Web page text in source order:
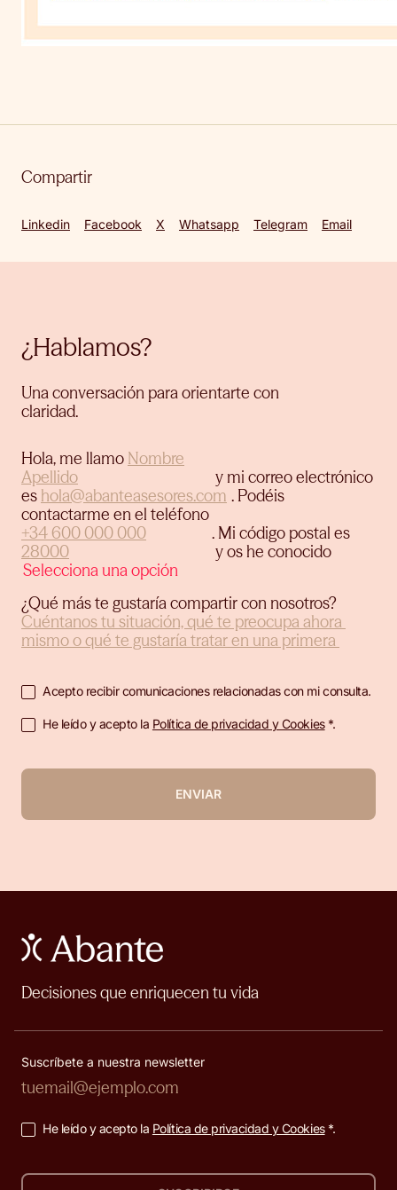
Compartir
Linkedin Facebook X Whatsapp Telegram Email
¿Hablamos?
Una conversación para orientarte con
claridad.
Hola, me llamo
y mi correo electrónico
es
. Podéis
contactarme en el teléfono
. Mi código postal es
y os he conocido
¿Qué más te gustaría compartir con nosotros?
Acepto recibir comunicaciones relacionadas con mi consulta.
He leído y acepto la Política de privacidad y Cookies*.
ENVIAR
Decisiones que enriquecen tu vida
Suscríbete a nuestra newsletter
He leído y acepto la Política de privacidad y Cookies*.